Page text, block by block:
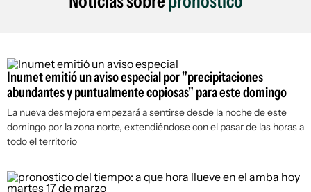
Inumet emitió un aviso especial por "precipitaciones
abundantes y puntualmente copiosas" para este domingo
La nueva desmejora empezará a sentirse desde la noche de este
domingo por la zona norte, extendiéndose con el pasar de las horas a
todo el territorio